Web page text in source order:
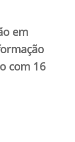
em
com 16